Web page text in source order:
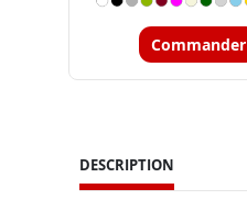
Commander
DESCRIPTION